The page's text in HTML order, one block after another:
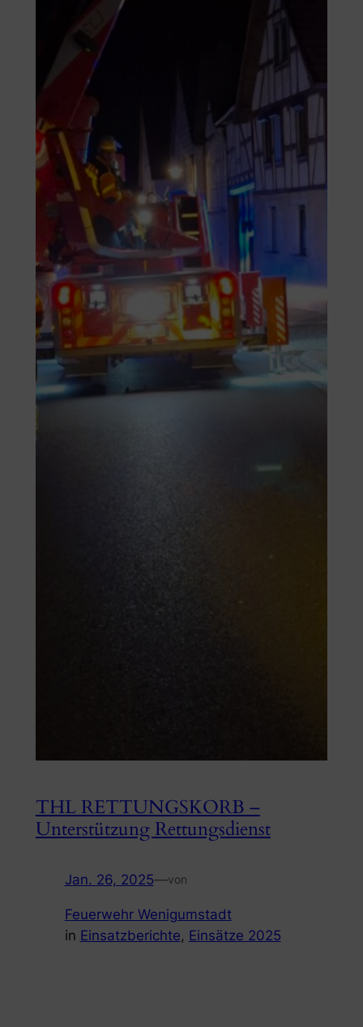
THL RETTUNGSKORB –
Unterstützung Rettungsdienst
Jan. 26, 2025—von
Feuerwehr Wenigumstadt
in Einsatzberichte, Einsätze 2025